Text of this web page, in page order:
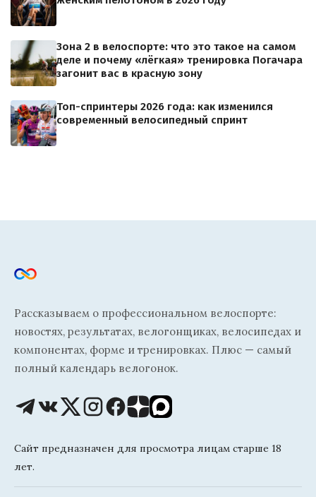
Зона 2 в велоспорте: что это такое на самом
деле и почему «лёгкая» тренировка Погачара
загонит вас в красную зону
Топ-спринтеры 2026 года: как изменился
современный велосипедный спринт
Рассказываем о профессиональном велоспорте:
новостях, результатах, велогонщиках, велосипедах и
компонентах, форме и тренировках. Плюс — самый
полный календарь велогонок.
Сайт предназначен для просмотра лицам старше 18
лет.